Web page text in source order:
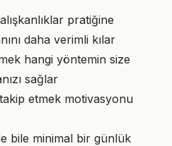
pratiğine
daha verimli kılar
hangi yöntemin size
sağlar
etmek motivasyonu
bile minimal bir günlük